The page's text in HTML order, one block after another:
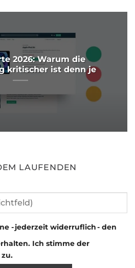
2026: Warum die
kritischer ist denn je
LAUFENDEN
- jederzeit widerruflich - den
Ich stimme der
zu.